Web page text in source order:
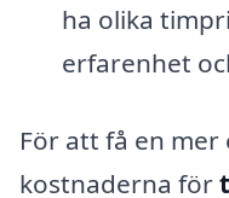
ha olika
erfarenhet
För att få en
kostnaderna för